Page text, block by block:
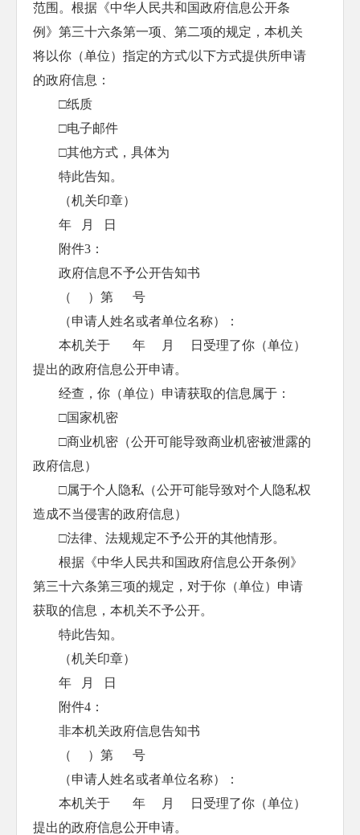
范围。根据《中华人民共和国政府信息公开条
例》第三十六条第一项、第二项的规定，本机关
将以你（单位）指定的方式/以下方式提供所申请
的政府信息：
□纸质
□电子邮件
□其他方式，具体为
特此告知。
（机关印章）
年 月 日
附件3：
政府信息不予公开告知书
（ ）第 号
（申请人姓名或者单位名称）：
本机关于 年 月 日受理了你（单位）
提出的政府信息公开申请。
经查，你（单位）申请获取的信息属于：
□国家机密
□商业机密（公开可能导致商业机密被泄露的
政府信息）
□属于个人隐私（公开可能导致对个人隐私权
造成不当侵害的政府信息）
□法律、法规规定不予公开的其他情形。
根据《中华人民共和国政府信息公开条例》
第三十六条第三项的规定，对于你（单位）申请
获取的信息，本机关不予公开。
特此告知。
（机关印章）
年 月 日
附件4：
非本机关政府信息告知书
（ ）第 号
（申请人姓名或者单位名称）：
本机关于 年 月 日受理了你（单位）
提出的政府信息公开申请。